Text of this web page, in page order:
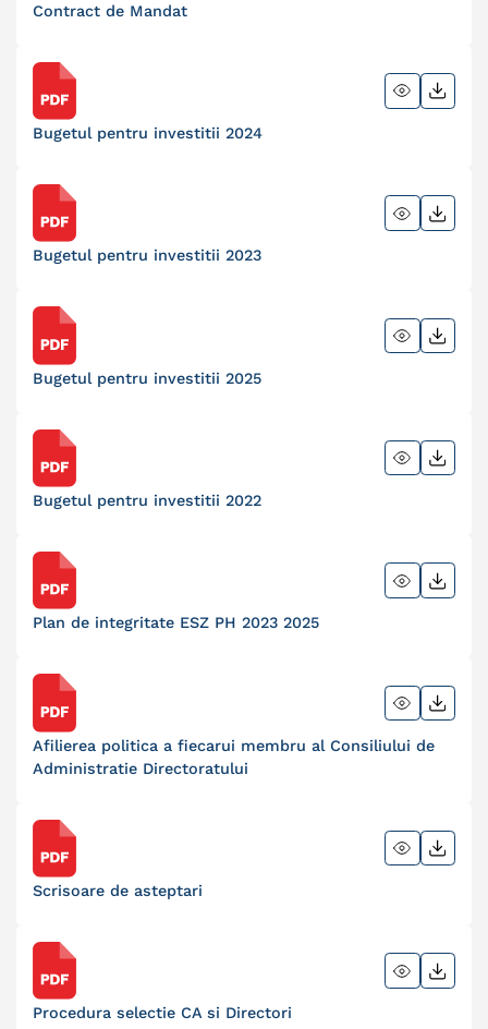
Contract de Mandat
Bugetul pentru investitii 2024
Bugetul pentru investitii 2023
Bugetul pentru investitii 2025
Bugetul pentru investitii 2022
Plan de integritate ESZ PH 2023 2025
Afilierea politica a fiecarui membru al Consiliului de
Administratie Directoratului
Scrisoare de asteptari
Procedura selectie CA si Directori